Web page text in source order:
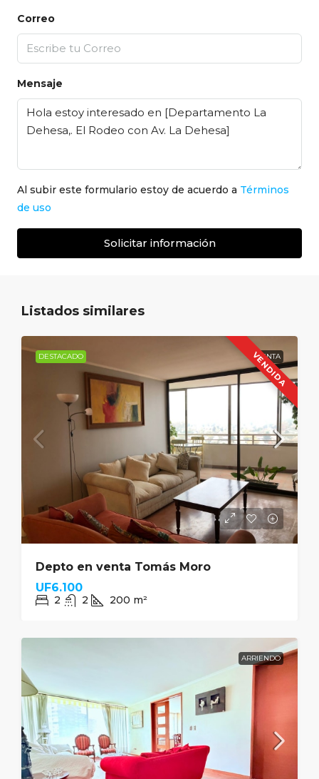
Correo
Mensaje
Al subir este formulario estoy de acuerdo a Términos
de uso
Solicitar información
Listados similares
DESTACADO VENDIDA
VENTA
Depto en venta Tomás Moro
UF6.100
2 2 200 m²
ARRIENDO